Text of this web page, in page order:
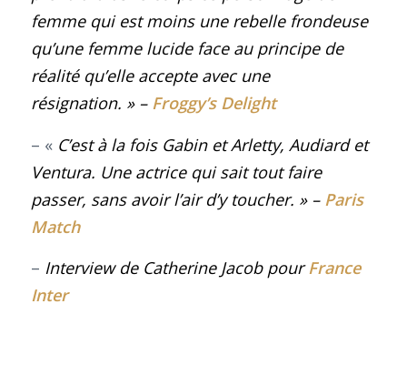
femme qui est moins une rebelle frondeuse
qu’une femme lucide face au principe de
réalité qu’elle accepte avec une
résignation. » – Froggy’s Delight
– « C’est à la fois Gabin et Arletty, Audiard et
Ventura. Une actrice qui sait tout faire
passer, sans avoir l’air d’y toucher. » – Paris
Match
– Interview de Catherine Jacob pourFrance
Inter